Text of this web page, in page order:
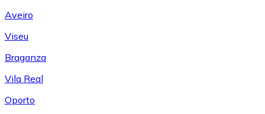
Aveiro
Viseu
Braganza
Vila Real
Oporto